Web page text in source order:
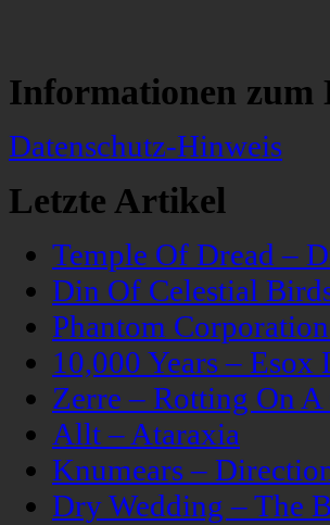
Informationen zum
Datenschutz-Hinweis
Letzte Artikel
Temple Of Dread –
Din Of Celestial
Phantom
10,000 Years – Esox
Zerre – Rotting On
Allt – Ataraxia
Knumears –
Dry Wedding – The